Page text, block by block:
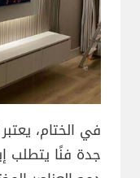
في الختام،
جدة فنًا يتطلب